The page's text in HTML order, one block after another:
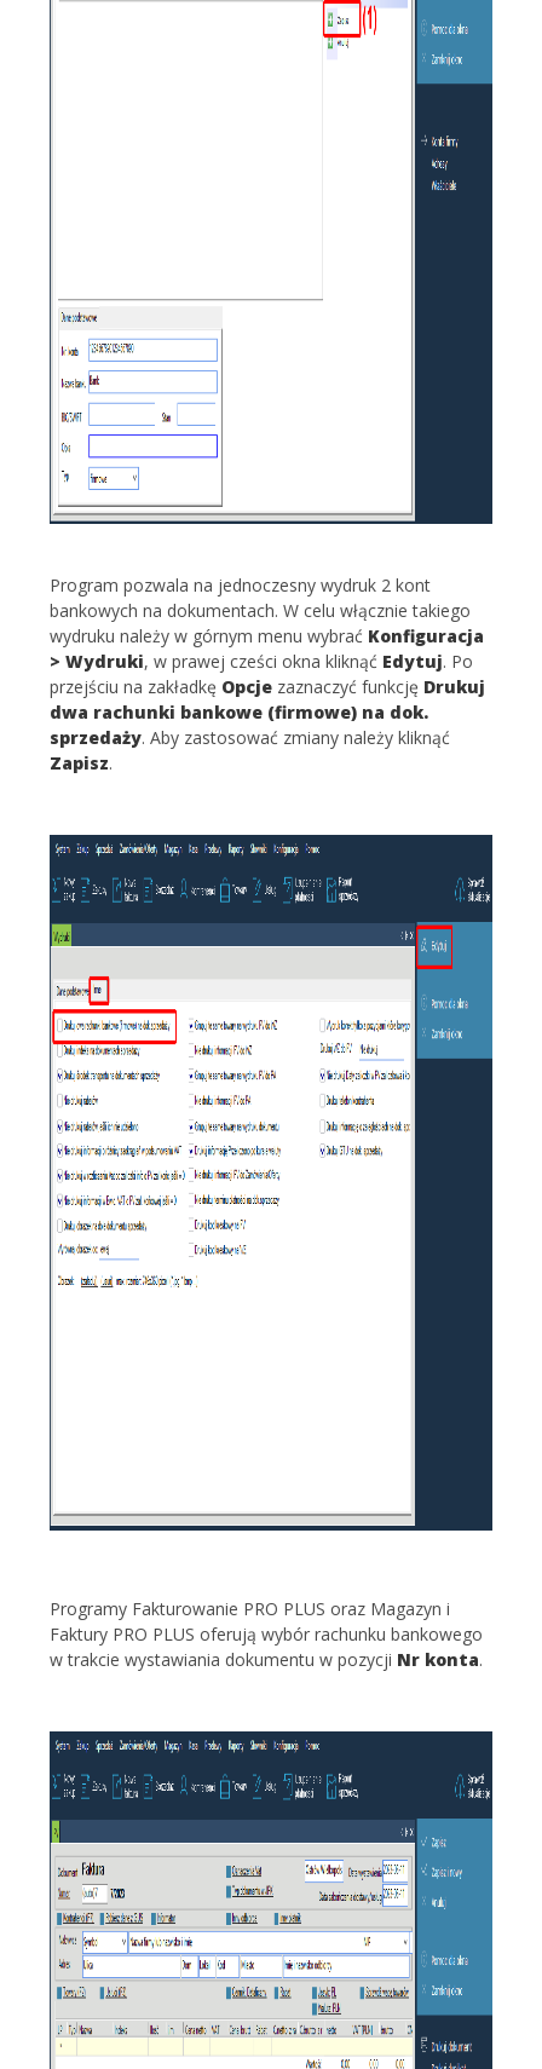
Program pozwala na jednoczesny wydruk 2 kont
bankowych na dokumentach. W celu włącznie takiego
wydruku należy w górnym menu wybrać Konfiguracja
> Wydruki, w prawej cześci okna kliknąć Edytuj. Po
przejściu na zakładkę Opcje zaznaczyć funkcję Drukuj
dwa rachunki bankowe (firmowe) na dok.
sprzedaży. Aby zastosować zmiany należy kliknąć
Zapisz.
Programy Fakturowanie PRO PLUS oraz Magazyn i
Faktury PRO PLUS oferują wybór rachunku bankowego
w trakcie wystawiania dokumentu w pozycji Nr konta.